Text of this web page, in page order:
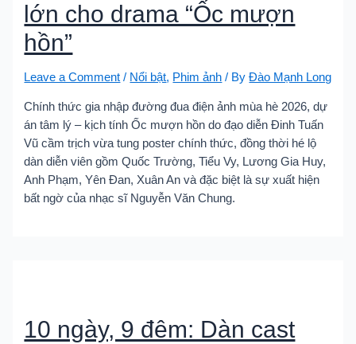
lớn cho drama “Ốc mượn
hồn”
Leave a Comment / Nổi bật, Phim ảnh / ByĐào Mạnh Long
Chính thức gia nhập đường đua điện ảnh mùa hè 2026, dự
án tâm lý – kịch tính Ốc mượn hồn do đạo diễn Đinh Tuấn
Vũ cầm trịch vừa tung poster chính thức, đồng thời hé lộ
dàn diễn viên gồm Quốc Trường, Tiểu Vy, Lương Gia Huy,
Anh Phạm, Yên Đan, Xuân An và đặc biệt là sự xuất hiện
bất ngờ của nhạc sĩ Nguyễn Văn Chung.
10 ngày, 9 đêm: Dàn cast